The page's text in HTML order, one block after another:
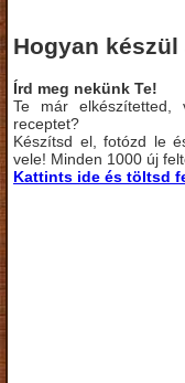
Hogyan
Írd meg nekünk Te!
Te már elkészítetted,
receptet?
Készítsd el, fotózd le
vele! Minden 1000 új
Kattints ide és töltsd